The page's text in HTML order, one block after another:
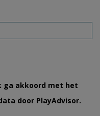
ga akkoord met het
door PlayAdvisor.